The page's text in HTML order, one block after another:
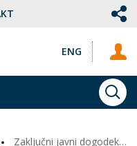
ENG
Zaključni javni dogodek projekta KIPSI